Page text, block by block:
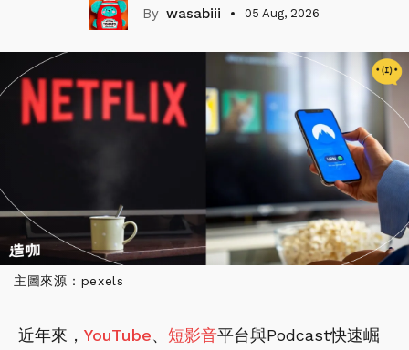
wasabiii 05 Aug, 2026
主圖來源：pexels
近年來， YouTube、 短影音平台與Podcast快速崛